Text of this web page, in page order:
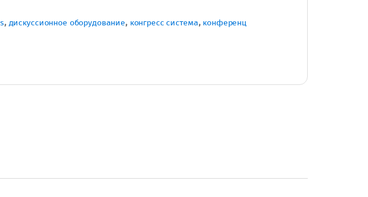
, дискуссионное оборудование, конгресс система, конференц